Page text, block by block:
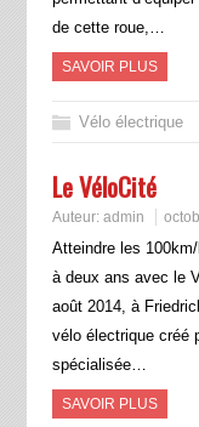
de cette roue,…
SAVOIR PLUS
Vélo électrique
Le VéloCité
Auteur: admin
Atteindre les
à deux ans avec le
août 2014, à
vélo électrique créé
spécialisée…
SAVOIR PLUS